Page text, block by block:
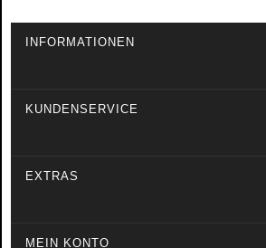
INFORMATIONEN
KUNDENSERVICE
EXTRAS
MEIN KONTO